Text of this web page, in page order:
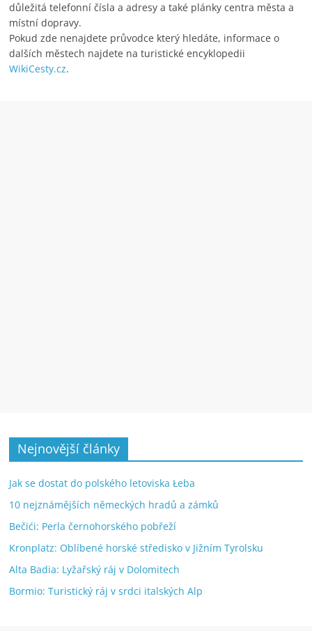
důležitá telefonní čísla a adresy a také plánky centra města a
místní dopravy.
Pokud zde nenajdete průvodce který hledáte, informace o
dalších městech najdete na turistické encyklopedii
WikiCesty.cz.
Nejnovější články
Jak se dostat do polského letoviska Łeba
10 nejznámějších německých hradů a zámků
Bečići: Perla černohorského pobřeží
Kronplatz: Oblíbené horské středisko v Jižním Tyrolsku
Alta Badia: Lyžařský ráj v Dolomitech
Bormio: Turistický ráj v srdci italských Alp